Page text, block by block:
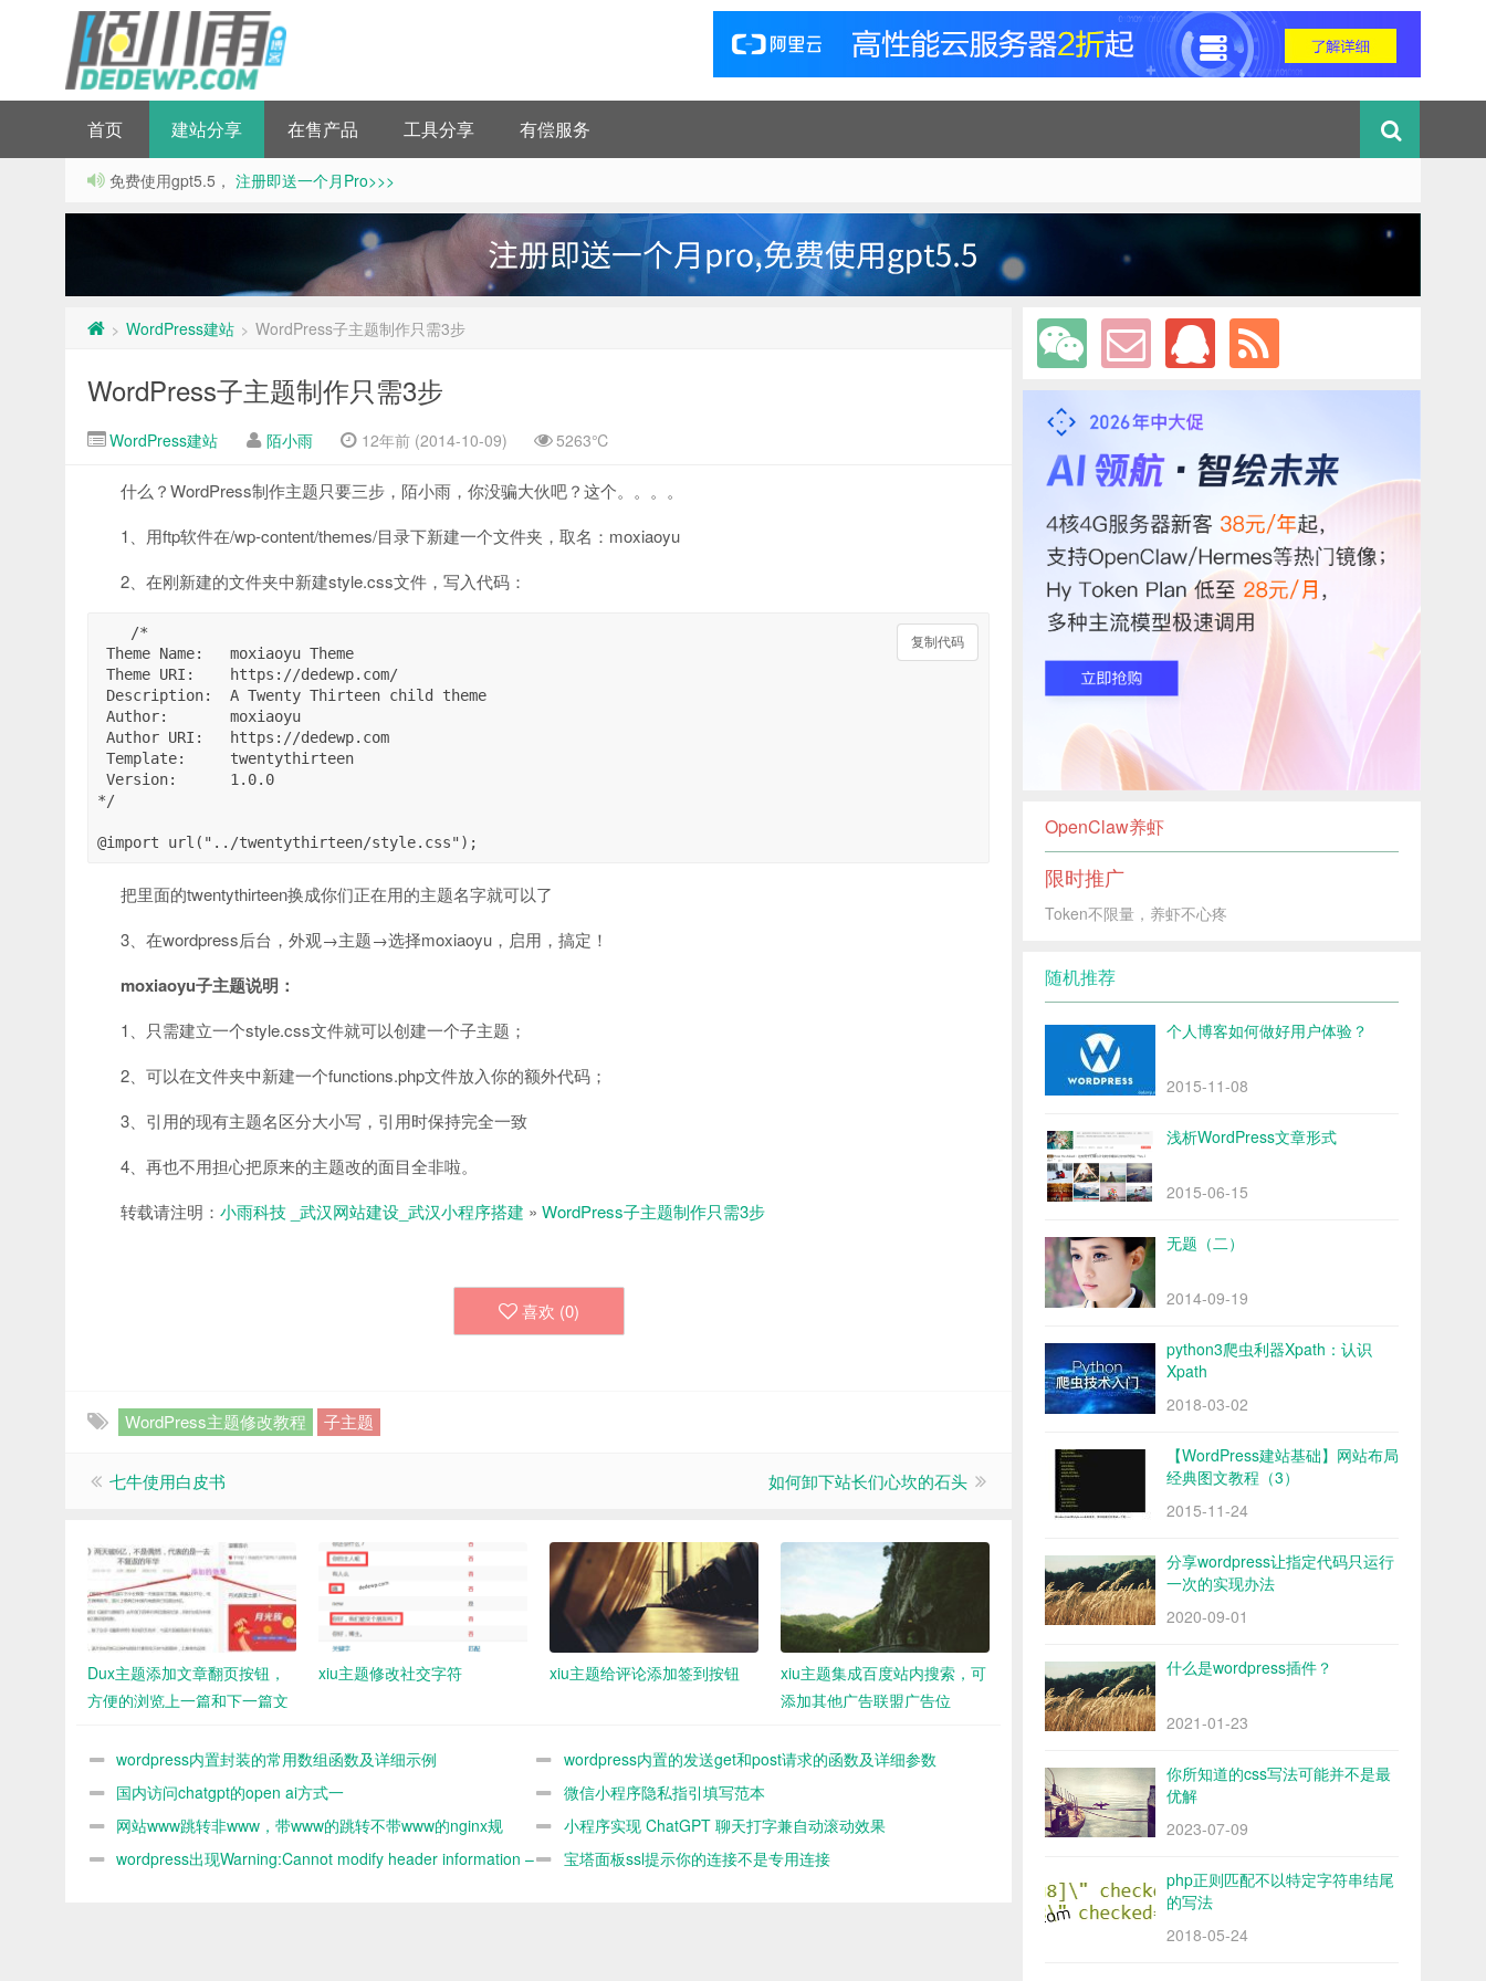
首页 建站分享 在售产品 工具分享 有偿服务
免费使用gpt5.5， 注册即送一个月Pro>>>
> WordPress建站 > WordPress子主题制作只需3步
WordPress子主题制作只需3步
WordPress建站 陌小雨 12年前 (2014-10-09) 5263℃
什么？WordPress制作主题只要三步，陌小雨，你没骗大伙吧？这个。。。。
1、用ftp软件在/wp-content/themes/目录下新建一个文件夹，取名：moxiaoyu
2、在刚新建的文件夹中新建style.css文件，写入代码：
复制代码
复制代码
/*
*/
把里面的twentythirteen换成你们正在用的主题名字就可以了
3、在wordpress后台，外观→主题→选择moxiaoyu，启用，搞定！
moxiaoyu子主题说明：
1、只需建立一个style.css文件就可以创建一个子主题；
2、可以在文件夹中新建一个functions.php文件放入你的额外代码；
3、引用的现有主题名区分大小写，引用时保持完全一致
4、再也不用担心把原来的主题改的面目全非啦。
转载请注明： 小雨科技 _武汉网站建设_武汉小程序搭建 » WordPress子主题制作只需3步
喜欢 (0)
WordPress主题修改教程 子主题
七牛使用白皮书 如何卸下站长们心坎的石头
Dux主题添加文章翻页按钮，
方便的浏览上一篇和下一篇文
xiu主题修改社交字符 xiu主题给评论添加签到按钮
xiu主题集成百度站内搜索，可
添加其他广告联盟广告位
wordpress内置封装的常用数组函数及详细示例
wordpress内置的发送get和post请求的函数及详细参数
demo
国内访问chatgpt的open ai方式一
微信小程序隐私指引填写范本
网站www跳转非www，带www的跳转不带www的nginx规
则
小程序实现 ChatGPT 聊天打字兼自动滚动效果
wordpress出现Warning:Cannot modify header information –
宝塔面板ssl提示你的连接不是专用连接
OpenClaw养虾
限时推广
Token不限量，养虾不心疼
随机推荐
个人博客如何做好用户体验？
2015-11-08
浅析WordPress文章形式
2015-06-15
无题（二）
2014-09-19
python3爬虫利器Xpath：认识
Xpath
2018-03-02
【WordPress建站基础】网站布局
经典图文教程（3）
2015-11-24
分享wordpress让指定代码只运行
一次的实现办法
2020-09-01
什么是wordpress插件？
2021-01-23
你所知道的css写法可能并不是最
优解
2023-07-09
php正则匹配不以特定字符串结尾
的写法
2018-05-24